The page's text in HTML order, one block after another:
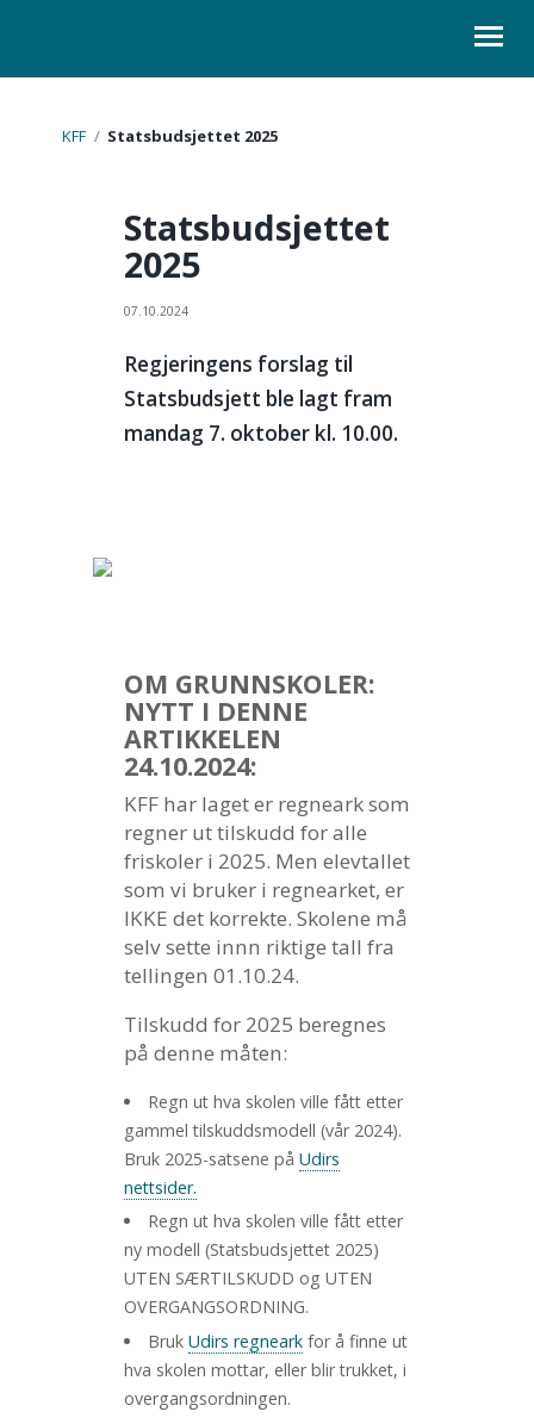
ORGANISASJON
KFF / Statsbudsjettet 2025
Statsbudsjettet
2025
07.10.2024
Regjeringens forslag til
Statsbudsjett ble lagt fram
mandag 7. oktober kl. 10.00.
OM GRUNNSKOLER:
NYTT I DENNE
ARTIKKELEN
24.10.2024:
KFF har laget er regneark som
regner ut tilskudd for alle
friskoler i 2025. Men elevtallet
som vi bruker i regnearket, er
IKKE det korrekte. Skolene må
selv sette innn riktige tall fra
tellingen 01.10.24.
Tilskudd for 2025 beregnes
på denne måten:
Regn ut hva skolen ville fått etter
gammel tilskuddsmodell (vår 2024).
Bruk 2025-satsene på Udirs
nettsider.
Regn ut hva skolen ville fått etter
ny modell (Statsbudsjettet 2025)
UTEN SÆRTILSKUDD og UTEN
OVERGANGSORDNING.
BrukUdirs regneark for å finne ut
hva skolen mottar, eller blir trukket, i
overgangsordningen.